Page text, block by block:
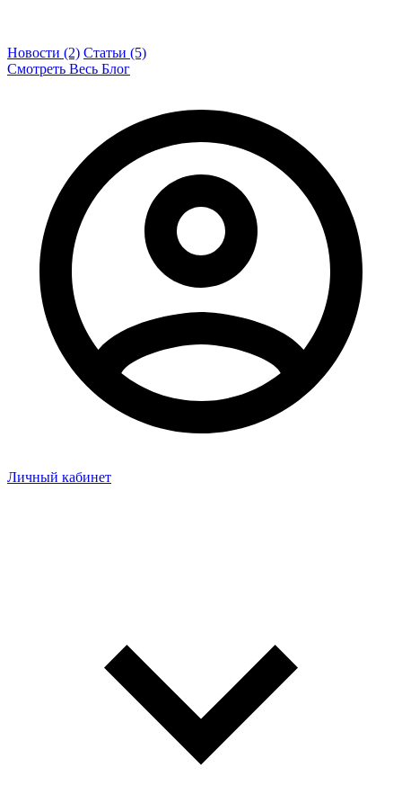
Новости (2) Статьи (5)
Смотреть Весь Блог
Личный кабинет